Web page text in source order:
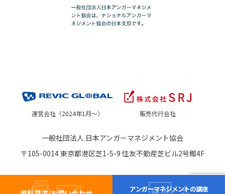
アンガーマネジメントの講座